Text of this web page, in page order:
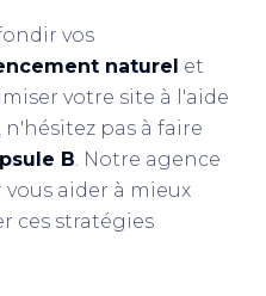
vos
naturel et
votre site à l'aide
pas à faire
B. Notre agence
aider à mieux
ces stratégies